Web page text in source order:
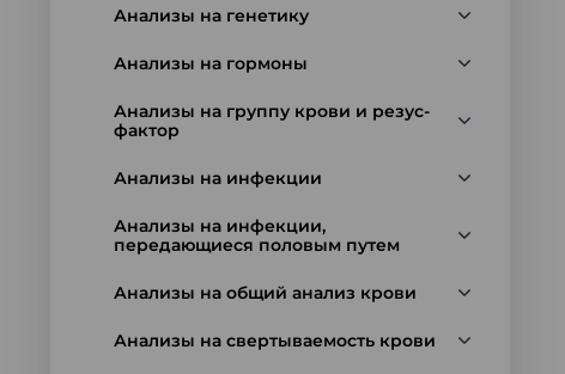
Анализы на генетику
Анализы на гормоны
Анализы на группу крови и резус-
фактор
Анализы на инфекции
Анализы на инфекции,
передающиеся половым путем
Анализы на общий анализ крови
Анализы на свертываемость крови